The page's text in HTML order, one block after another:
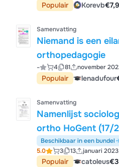
Populair Korevb
Samenvatting
Niemand is een
orthopedagogie
- 4 81 november
Populair lenadufour
Samenvatting
Namenlijst
ortho HoGent (17/
Beschikbaar in een bundel
5.0
3 13 januari 2023
Populair catoleus